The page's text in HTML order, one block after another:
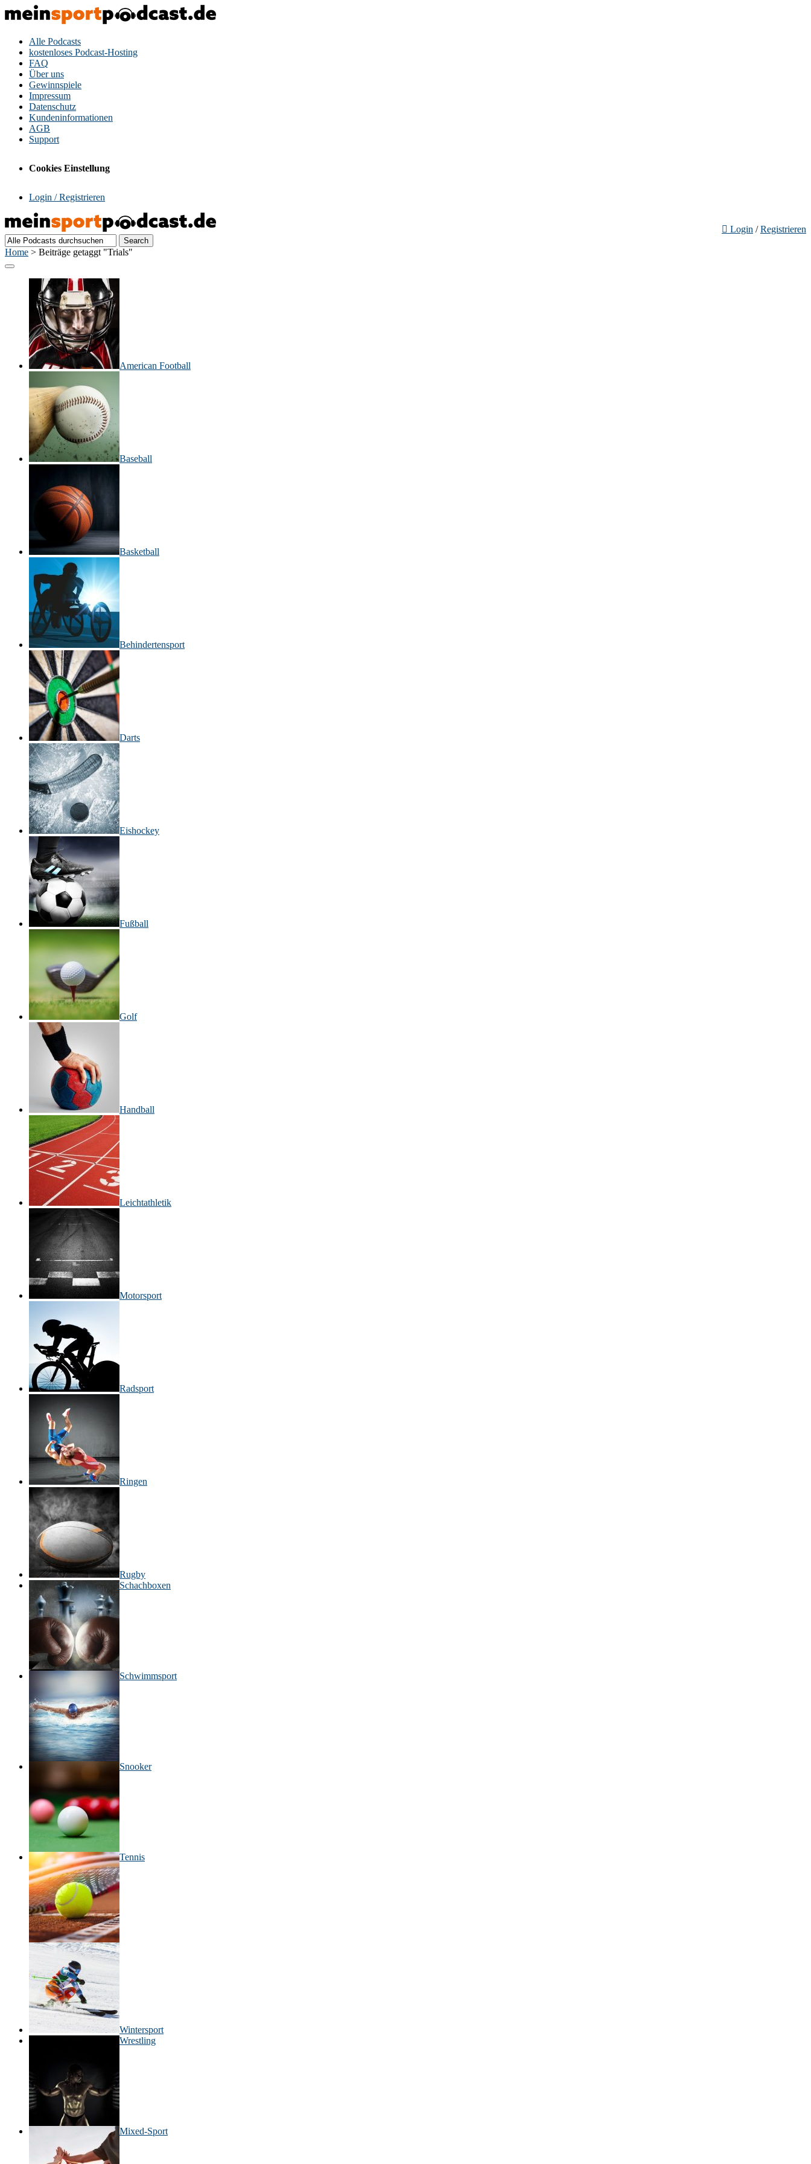
Alle Podcasts
kostenloses Podcast-Hosting
FAQ
Über uns
Gewinnspiele
Impressum
Datenschutz
Kundeninformationen
AGB
Support
Cookies Einstellung
Login / Registrieren
Login /Registrieren
Home > Beiträge getaggt "Trials"
American Football
Baseball
Basketball
Behinderten­sport
Darts
Eishockey
Fußball
Golf
Handball
Leichtathletik
Motorsport
Radsport
Ringen
Rugby
Schachboxen
Schwimmsport
Snooker
Tennis
Wintersport
Wrestling
Mixed-Sport